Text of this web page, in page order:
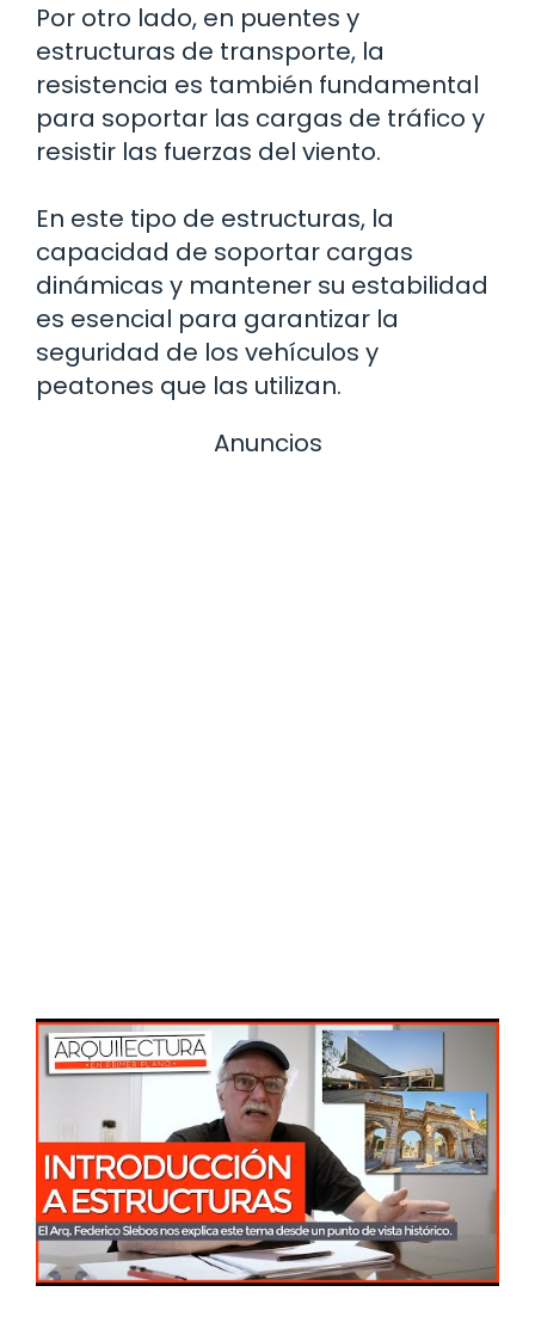
Por otro lado, en puentes y
estructuras de transporte, la
resistencia es también fundamental
para soportar las cargas de tráfico y
resistir las fuerzas del viento.
En este tipo de estructuras, la
capacidad de soportar cargas
dinámicas y mantener su estabilidad
es esencial para garantizar la
seguridad de los vehículos y
peatones que las utilizan.
Anuncios